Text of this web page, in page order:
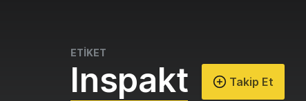
ETİKET
Inspakt Takip Et